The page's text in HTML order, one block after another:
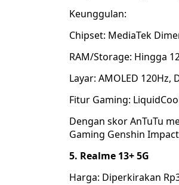
Keunggulan:
Chipset: MediaTek
RAM/Storage: Hingga
Layar: AMOLED 120Hz,
Fitur Gaming:
Dengan skor AnTuTu
Gaming Genshin
5. Realme 13+ 5G
Harga: Diperkirakan